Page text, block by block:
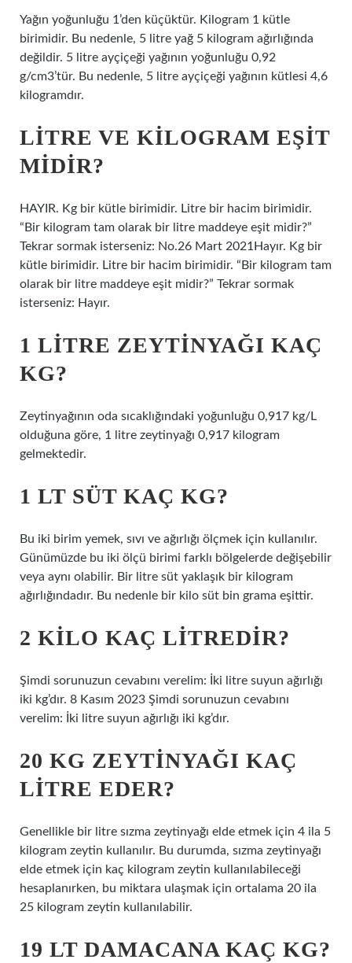
Yağın yoğunluğu 1’den küçüktür. Kilogram 1 kütle
birimidir. Bu nedenle, 5 litre yağ 5 kilogram ağırlığında
değildir. 5 litre ayçiçeği yağının yoğunluğu 0,92
g/cm3’tür. Bu nedenle, 5 litre ayçiçeği yağının kütlesi 4,6
kilogramdır.
LITRE VE KILOGRAM EŞIT
MIDIR?
HAYIR. Kg bir kütle birimidir. Litre bir hacim birimidir.
“Bir kilogram tam olarak bir litre maddeye eşit midir?”
Tekrar sormak isterseniz: No.26 Mart 2021Hayır. Kg bir
kütle birimidir. Litre bir hacim birimidir. “Bir kilogram tam
olarak bir litre maddeye eşit midir?” Tekrar sormak
isterseniz: Hayır.
1 LITRE ZEYTINYAĞI KAÇ
KG?
Zeytinyağının oda sıcaklığındaki yoğunluğu 0,917 kg/L
olduğuna göre, 1 litre zeytinyağı 0,917 kilogram
gelmektedir.
1 LT SÜT KAÇ KG?
Bu iki birim yemek, sıvı ve ağırlığı ölçmek için kullanılır.
Günümüzde bu iki ölçü birimi farklı bölgelerde değişebilir
veya aynı olabilir. Bir litre süt yaklaşık bir kilogram
ağırlığındadır. Bu nedenle bir kilo süt bin grama eşittir.
2 KILO KAÇ LITREDIR?
Şimdi sorunuzun cevabını verelim: İki litre suyun ağırlığı
iki kg’dır. 8 Kasım 2023 Şimdi sorunuzun cevabını
verelim: İki litre suyun ağırlığı iki kg’dır.
20 KG ZEYTINYAĞI KAÇ
LITRE EDER?
Genellikle bir litre sızma zeytinyağı elde etmek için 4 ila 5
kilogram zeytin kullanılır. Bu durumda, sızma zeytinyağı
elde etmek için kaç kilogram zeytin kullanılabileceği
hesaplanırken, bu miktara ulaşmak için ortalama 20 ila
25 kilogram zeytin kullanılabilir.
19 LT DAMACANA KAÇ KG?